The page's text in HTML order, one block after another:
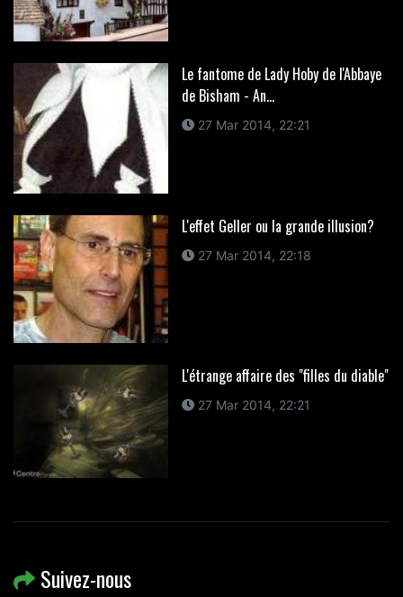
Le fantome de Lady Hoby de l'Abbaye
de Bisham - An...
27 Mar 2014, 22:21
L'effet Geller ou la grande illusion?
27 Mar 2014, 22:18
L'étrange affaire des "filles du diable"
27 Mar 2014, 22:21
Suivez-nous